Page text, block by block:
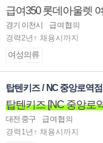
급여350 롯데아울렛
경기 이천시
급여협의
경력2년↑ 채용시까지
여성의류
탑텐키즈 / NC 중앙로역점
탑텐키즈 [NC 중앙로
대전 중구
급여협의
경력1년↑ 채용시까지